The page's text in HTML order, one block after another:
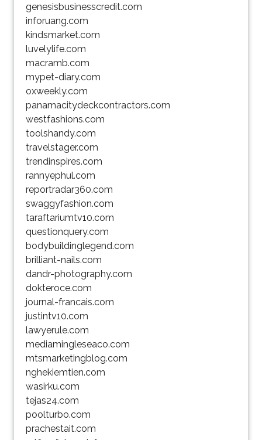
genesisbusinesscredit.com
inforuang.com
kindsmarket.com
luvelylife.com
macramb.com
mypet-diary.com
oxweekly.com
panamacitydeckcontractors.com
westfashions.com
toolshandy.com
travelstager.com
trendinspires.com
rannyephul.com
reportradar360.com
swaggyfashion.com
taraftariumtv10.com
questionquery.com
bodybuildinglegend.com
brilliant-nails.com
dandr-photography.com
dokteroce.com
journal-francais.com
justintv10.com
lawyerule.com
mediamingleseaco.com
mtsmarketingblog.com
nghekiemtien.com
wasirku.com
tejas24.com
poolturbo.com
prachestait.com